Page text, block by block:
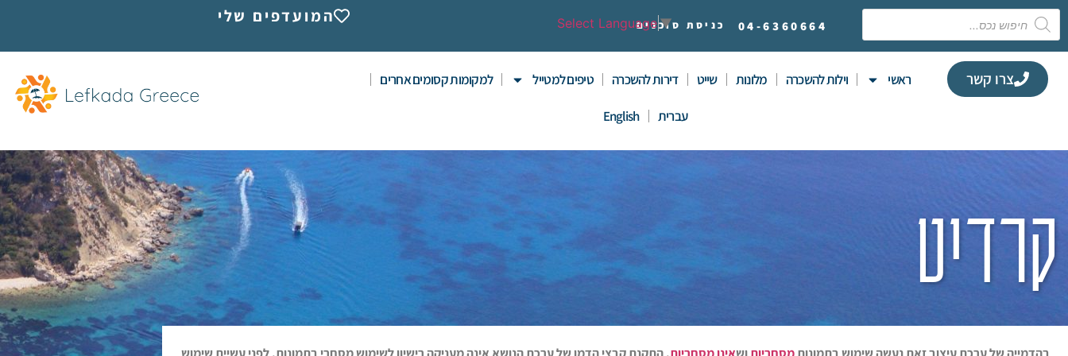
04-6360664 כניסת סוכניםSelect Language▼ המועדפים שלי
צרו קשר ראשי וילות להשכרה מלונות שייט דירות להשכרה טיפים למטייל למקומות קסומים אחרים
עברית English
קרדיט